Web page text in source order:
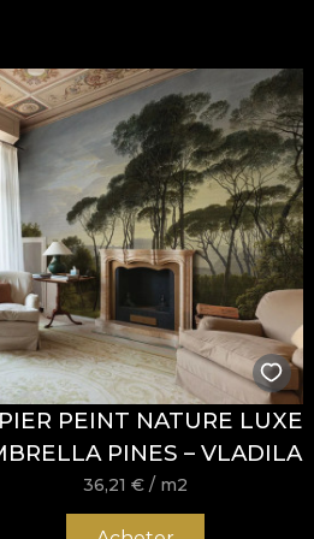
des intérieurs où le
Retardant, ce qui le rend
.
avec60.000 rubsau test
au test de cigarette
essorage par torsion, sans
PEINT NATURE LUXE
PINES – VLADILA
36,21€ / m2